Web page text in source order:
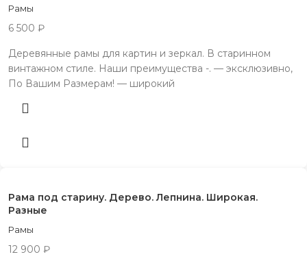
Рамы
6 500 ₽
Деревянные рамы для картин и зеркал. В старинном
винтажном стиле. Наши преимущества -. — эксклюзивно,
По Вашим Размерам! — широкий
Рама под старину. Дерево. Лепнина. Широкая.
Разные
Рамы
12 900 ₽